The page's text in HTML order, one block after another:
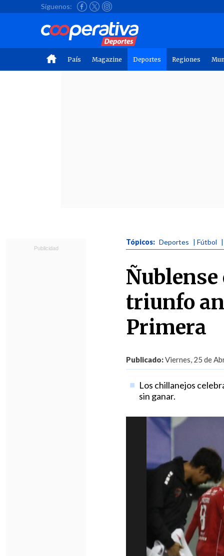
Síguenos:
País Magazine Deportes Regiones
Tópicos: Deportes | Fútbol
triunfo
Primera
Publicado:Viernes, 25 de
Los chillanejos
sin ganar.